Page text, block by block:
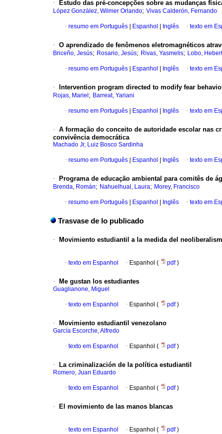
· Estudo das pré-concepções sobre as mudanças
López González, Wilmer Orlando; Vivas Calderón, Fernando
· resumo em Português Espanhol Inglês · texto em
· O aprendizado de fenômenos eletromagnéticos
Briceño, Jesús; Rosario, Jesús; Rivas, Yasmelis; Lobo, Hebert
· resumo em Português Espanhol Inglês · texto em
· Intervention program directed to modify fear
Rojas, Mariel ; Barreat, Yariani
· resumo em Português Espanhol Inglês · texto em
· A formação do conceito de autoridade escolar nas
convivência democrática
Machado Jr, Luiz Bosco Sardinha
· resumo em Português Espanhol Inglês · texto em
· Programa de educação ambiental para comitês de
Brenda, Román; Nahuelhual, Laura; Morey, Francisco
· resumo em Português Espanhol Inglês · texto em
Trasvase de lo publicado
· Movimiento estudiantil a la medida del
· texto em Espanhol · Espanhol ( pdf)
· Me gustan los estudiantes
Guaglianone, Miguel
· texto em Espanhol · Espanhol ( pdf)
· Movimiento estudiantil venezolano
García Escorche, Alfredo
· texto em Espanhol · Espanhol ( pdf)
· La criminalización de la política estudiantil
Romero, Juan Eduardo
· texto em Espanhol · Espanhol ( pdf)
· El movimiento de las manos blancas
· texto em Espanhol · Espanhol ( pdf)